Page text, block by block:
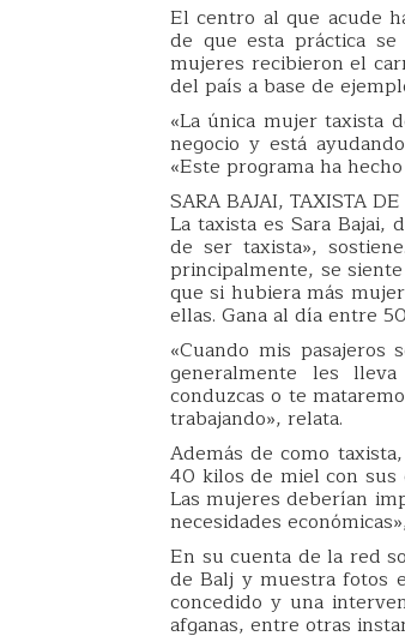
El centro al que acude
de que esta práctica
mujeres recibieron el
del país a base de
«La única mujer taxista
negocio y está
«Este programa ha
SARA BAJAI, TAXISTA
La taxista es Sara Bajai,
de ser taxista»,
principalmente, se
que si hubiera más
ellas. Gana al día entre
«Cuando mis
generalmente les
conduzcas o te
trabajando», relata.
Además de como
40 kilos de miel con sus
Las mujeres deberían
necesidades
En su cuenta de la red
de Balj y muestra fotos
concedido y una
afganas, entre otras